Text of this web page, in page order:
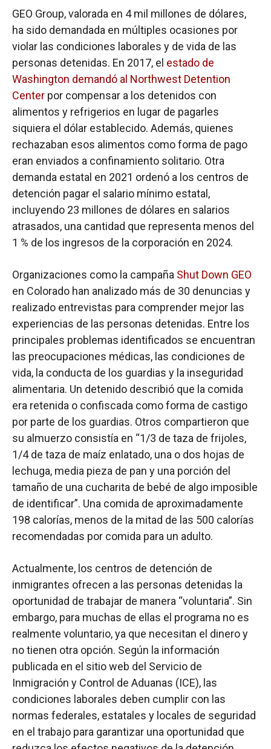
GEO Group, valorada en 4 mil millones de dólares,
ha sido demandada en múltiples ocasiones por
violar las condiciones laborales y de vida de las
personas detenidas. En 2017, el estado de
Washington demandó al Northwest Detention
Center por compensar a los detenidos con
alimentos y refrigerios en lugar de pagarles
siquiera el dólar establecido. Además, quienes
rechazaban esos alimentos como forma de pago
eran enviados a confinamiento solitario. Otra
demanda estatal en 2021 ordenó a los centros de
detención pagar el salario mínimo estatal,
incluyendo 23 millones de dólares en salarios
atrasados, una cantidad que representa menos del
1 % de los ingresos de la corporación en 2024.
Organizaciones como la campaña Shut Down GEO
en Colorado han analizado más de 30 denuncias y
realizado entrevistas para comprender mejor las
experiencias de las personas detenidas. Entre los
principales problemas identificados se encuentran
las preocupaciones médicas, las condiciones de
vida, la conducta de los guardias y la inseguridad
alimentaria. Un detenido describió que la comida
era retenida o confiscada como forma de castigo
por parte de los guardias. Otros compartieron que
su almuerzo consistía en “1/3 de taza de frijoles,
1/4 de taza de maíz enlatado, una o dos hojas de
lechuga, media pieza de pan y una porción del
tamaño de una cucharita de bebé de algo imposible
de identificar”. Una comida de aproximadamente
198 calorías, menos de la mitad de las 500 calorías
recomendadas por comida para un adulto.
Actualmente, los centros de detención de
inmigrantes ofrecen a las personas detenidas la
oportunidad de trabajar de manera “voluntaria”. Sin
embargo, para muchas de ellas el programa no es
realmente voluntario, ya que necesitan el dinero y
no tienen otra opción. Según la información
publicada en el sitio web del Servicio de
Inmigración y Control de Aduanas (ICE), las
condiciones laborales deben cumplir con las
normas federales, estatales y locales de seguridad
en el trabajo para garantizar una oportunidad que